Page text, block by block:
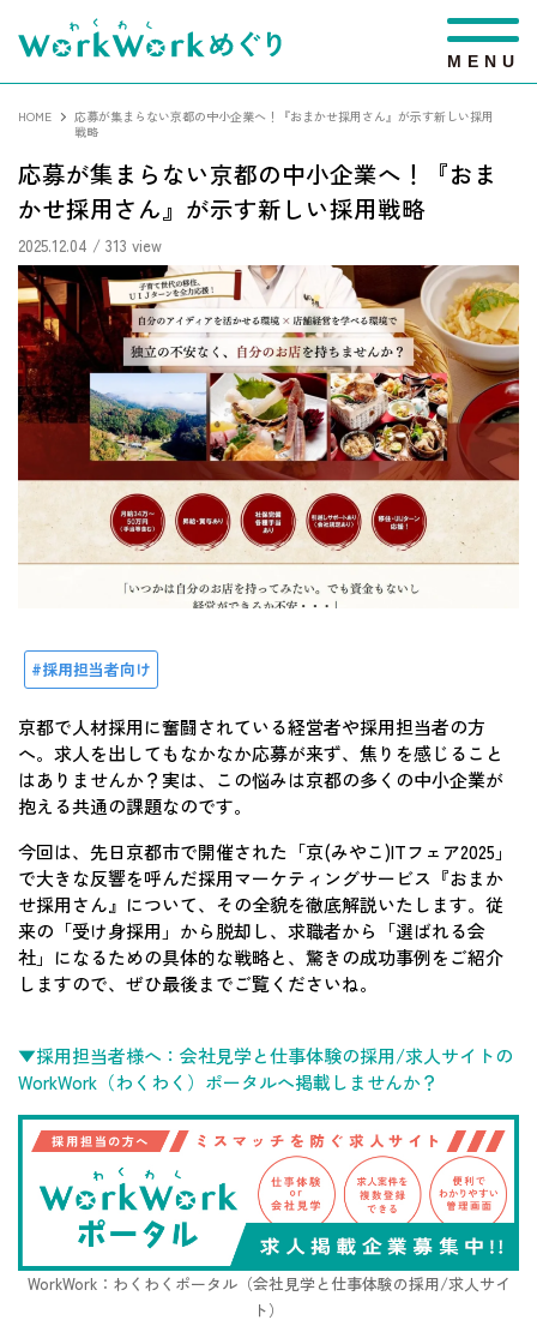
M E N U
HOME
応募が集まらない京都の中小企業へ！『おまかせ採用さん』が示す新しい採用
戦略
応募が集まらない京都の中小企業へ！『おま
かせ採用さん』が示す新しい採用戦略
2025.12.04 / 313 view
採用担当者向け
京都で人材採用に奮闘されている経営者や採用担当者の方
へ。求人を出してもなかなか応募が来ず、焦りを感じること
はありませんか？実は、この悩みは京都の多くの中小企業が
抱える共通の課題なのです。
今回は、先日京都市で開催された「京(みやこ)ITフェア2025」
で大きな反響を呼んだ採用マーケティングサービス『おまか
せ採用さん』について、その全貌を徹底解説いたします。従
来の「受け身採用」から脱却し、求職者から「選ばれる会
社」になるための具体的な戦略と、驚きの成功事例をご紹介
しますので、ぜひ最後までご覧くださいね。
▼採用担当者様へ：会社見学と仕事体験の採用/求人サイトの
WorkWork（わくわく）ポータルへ掲載しませんか？
WorkWork：わくわくポータル（会社見学と仕事体験の採用/求人サイ
ト）